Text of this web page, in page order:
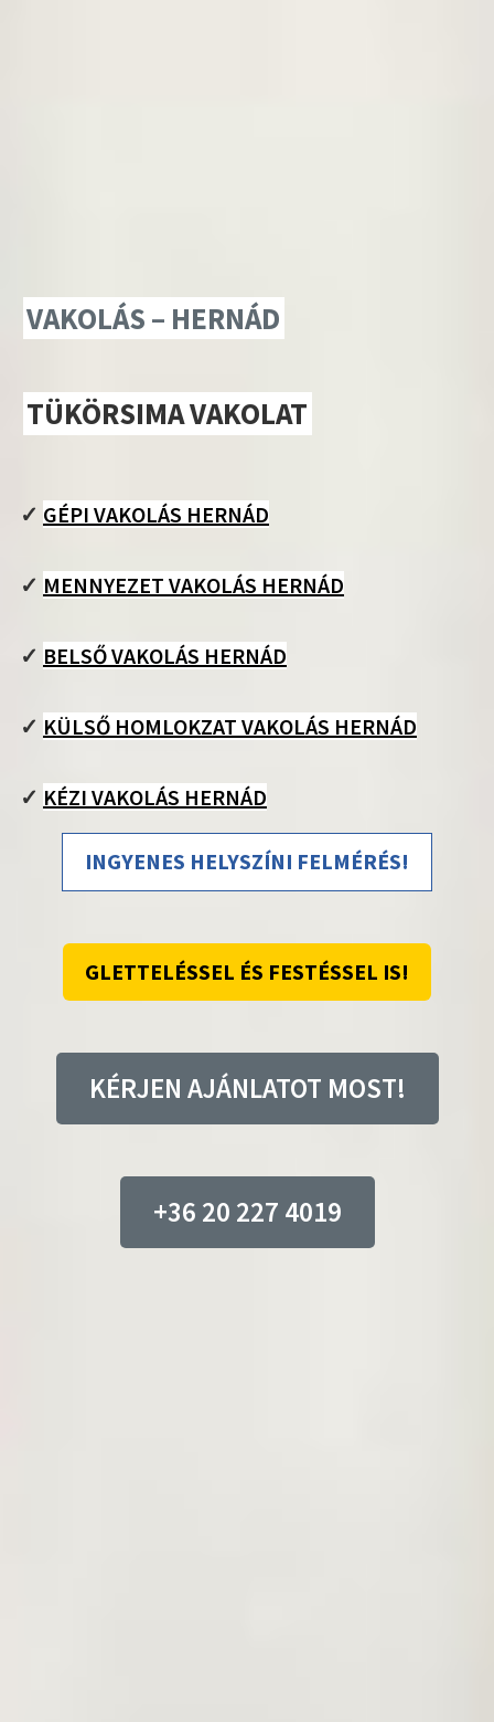
VAKOLÁS – HERNÁD
TÜKÖRSIMA VAKOLAT
✓ GÉPI VAKOLÁS HERNÁD
✓ MENNYEZET VAKOLÁS HERNÁD
✓ BELSŐ VAKOLÁS HERNÁD
✓ KÜLSŐ HOMLOKZAT VAKOLÁS HERNÁD
✓ KÉZI VAKOLÁS HERNÁD
INGYENES HELYSZÍNI FELMÉRÉS!
GLETTELÉSSEL ÉS FESTÉSSEL IS!
KÉRJEN AJÁNLATOT MOST!
+36 20 227 4019